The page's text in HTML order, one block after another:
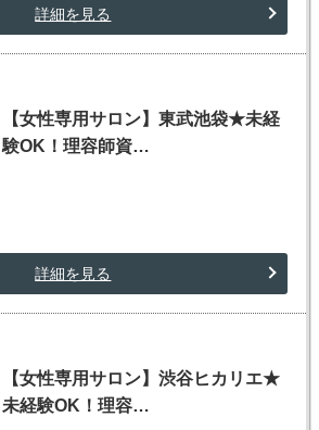
詳細を見る
【女性専用サロン】東武池袋★未経
験OK！理容師資…
詳細を見る
【女性専用サロン】渋谷ヒカリエ★
未経験OK！理容…